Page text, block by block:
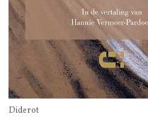
Diderot